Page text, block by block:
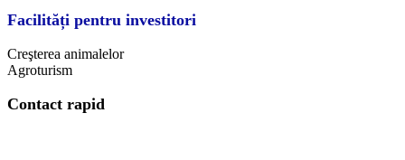
Facilități pentru investitori
Creşterea animalelor
Agroturism
Contact rapid